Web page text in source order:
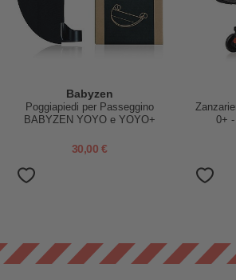
Babyzen
Poggiapiedi per Passeggino
BABYZEN YOYO e YOYO+
30,00 €
0+ -